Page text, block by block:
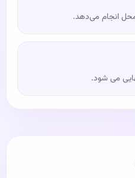
انجام می‌دهد.
می شود.